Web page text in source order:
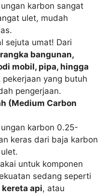
karbon sangat
ulet, mudah
sejuta umat! Dari
bangunan,
mobil, pipa, hingga
pekerjaan yang butuh
pengerjaan.
(Medium Carbon
karbon 0.25-
keras dari baja karbon
untuk komponen
sedang seperti
kereta api, atau